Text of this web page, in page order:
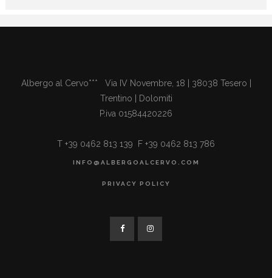
Albergo al Cervo*** Via IV Novembre, 18 | 38038 Tesero |
Trentino | Dolomiti
P.iva 01584420226
T +39 0462 813 139 F +39 0462 813 786
INFO@ALBERGOALCERVO.COM
PRIVACY POLICY